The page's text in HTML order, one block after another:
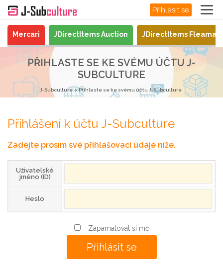
Přihlásit se
Mercari JDirectItems Auction JDirectItems
PŘIHLASTE SE KE SVÉMU ÚČTU J-
SUBCULTURE
J-Subculture Přihlaste se ke svému účtu J-Subculture
Přihlášení k účtu J-Subculture
Zadejte prosím své přihlašovací údaje níže.
Uživatelské
jméno (ID)
Heslo
Zapamatovat si mě